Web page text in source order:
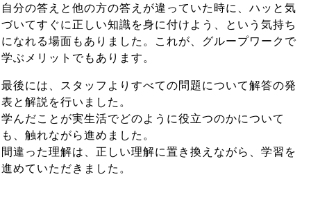
自分の答えと他の方の答えが違っていた時に、ハッと気
づいてすぐに正しい知識を身に付けよう、という気持ち
になれる場面もありました。これが、グループワークで
学ぶメリットでもあります。
最後には、スタッフよりすべての問題について解答の発
表と解説を行いました。
学んだことが実生活でどのように役立つのかについて
も、触れながら進めました。
間違った理解は、正しい理解に置き換えながら、学習を
進めていただきました。